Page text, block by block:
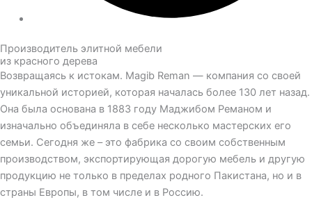
Производитель элитной мебели
из красного дерева
Возвращаясь к истокам. Magib Reman — компания со своей
уникальной историей, которая началась более 130 лет назад.
Она была основана в 1883 году Маджибом Реманом и
изначально объединяла в себе несколько мастерских его
семьи. Сегодня же – это фабрика со своим собственным
производством, экспортирующая дорогую мебель и другую
продукцию не только в пределах родного Пакистана, но и в
страны Европы, в том числе и в Россию.